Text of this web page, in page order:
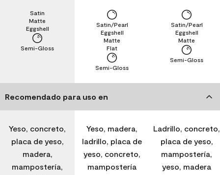
Semi-Gloss
Eggshell
Matte
Satin
Semi-Gloss
Flat
Matte
Eggshell
Satin/Pearl
Semi-Gloss
Matte
Eggshell
Satin/Pearl
Recomendado para uso en
Yeso, concreto,
placa de yeso,
madera,
mampostería,
Yeso, madera,
ladrillo, placa de
yeso, concreto,
mampostería
Ladrillo, concreto,
placa de yeso,
mampostería,
yeso, madera